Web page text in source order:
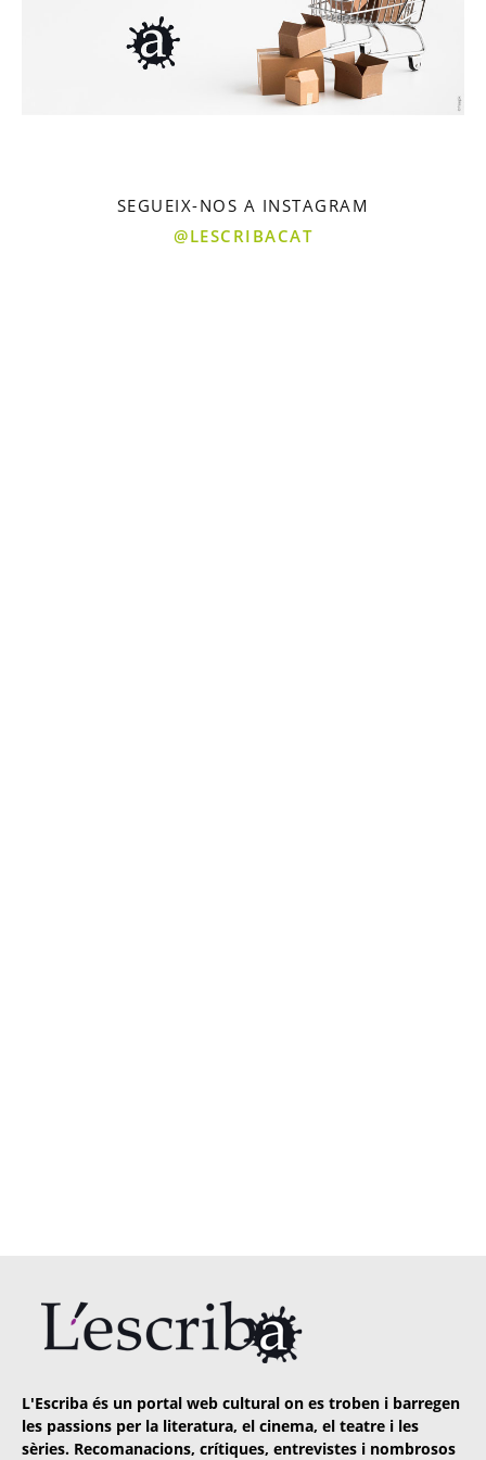
SEGUEIX-NOS A INSTAGRAM
@LESCRIBACAT
L'Escriba és un portal web cultural on es troben i barregen
les passions per la literatura, el cinema, el teatre i les
sèries. Recomanacions, crítiques, entrevistes i nombrosos